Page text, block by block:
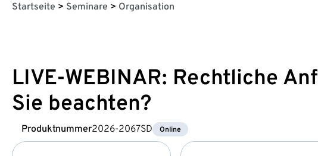
Startseite > Seminare > Organisation
LIVE-WEBINAR: Rechtliche
Sie beachten?
Produktnummer2026-2067SD Online